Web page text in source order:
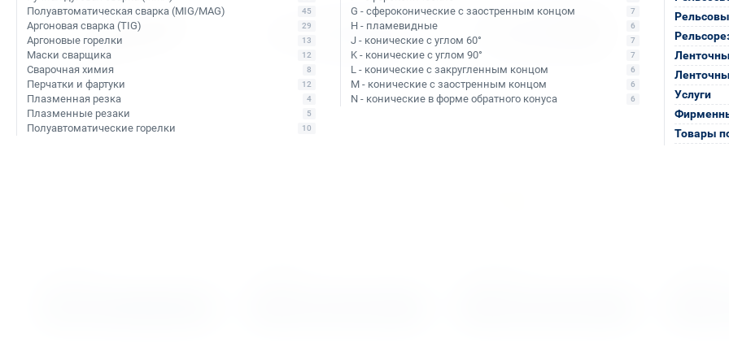
Полуавтоматическая сварка (MIG/MAG) 45
Аргоновая сварка (TIG) 29
Аргоновые горелки 13
Маски сварщика 12
Сварочная химия 8
Перчатки и фартуки 12
Плазменная резка 4
Плазменные резаки 5
Полуавтоматические горелки 10
G - сфероконические с заостренным концом 7
H - пламевидные 6
J - конические с углом 60° 7
K - конические с углом 90° 7
L - конические с закругленным концом 6
M - конические с заостренным концом 6
N - конические в форме обратного конуса 6 Услуги
Товары